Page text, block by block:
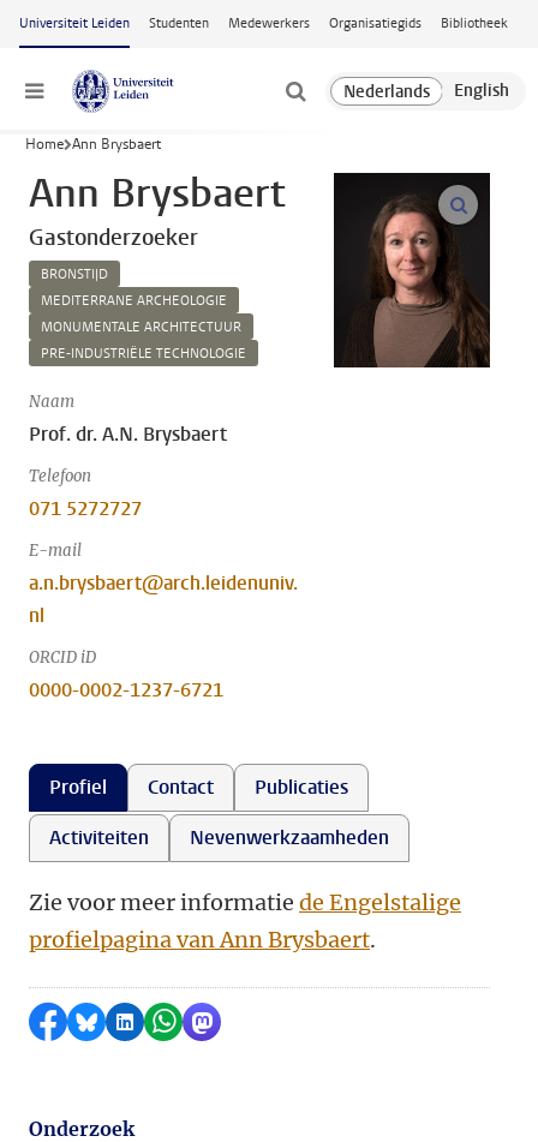
Ga naar hoofdinhoud
Universiteit Leiden Studenten Medewerkers Organisatiegids Bibliotheek
Menu
Home Ann Brysbaert
Ann Brysbaert
Gastonderzoeker
BRONSTIJD
MEDITERRANE ARCHEOLOGIE
MONUMENTALE ARCHITECTUUR
PRE-INDUSTRIËLE TECHNOLOGIE
Naam
Prof. dr. A.N. Brysbaert
Telefoon
071 5272727
E-mail
a.n.brysbaert@arch.leidenuniv.
nl
ORCID iD
0000-0002-1237-6721
open
Profiel Contact
Publicaties
Activiteiten
Nevenwerkzaamheden
Zie voor meer informatie de Engelstalige
profielpagina van Ann Brysbaert.
Delen op Facebook
Delen via Bluesky
Delen op LinkedIn
Delen via WhatsApp
Delen via Mastodon
Onderzoek